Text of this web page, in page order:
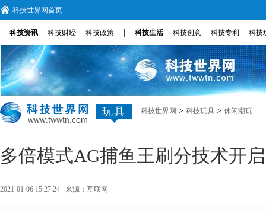
科技世界网首页
科技资讯 科技财经 科技政策 科技生活 科技创意 科技专利 科技
玩具 科技世界网 > 科技玩具 > 休闲潮玩
多倍模式AG捕鱼王刷分技术开
2021-01-06 15:27:24 来源： 互联网